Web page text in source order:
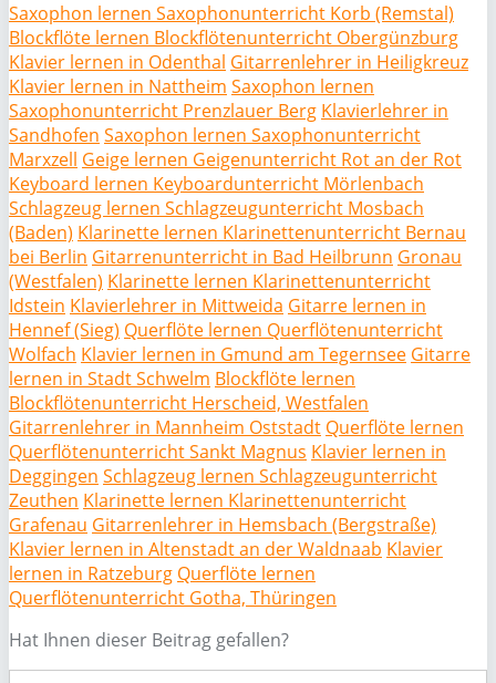
Saxophon lernen Saxophonunterricht Korb (Remstal)
Blockflöte lernen Blockflötenunterricht Obergünzburg
Klavier lernen in Odenthal Gitarrenlehrer in Heiligkreuz
Klavier lernen in Nattheim Saxophon lernen
Saxophonunterricht Prenzlauer Berg Klavierlehrer in
Sandhofen Saxophon lernen Saxophonunterricht
Marxzell Geige lernen Geigenunterricht Rot an der Rot
Keyboard lernen Keyboardunterricht Mörlenbach
Schlagzeug lernen Schlagzeugunterricht Mosbach
(Baden) Klarinette lernen Klarinettenunterricht Bernau
bei Berlin Gitarrenunterricht in Bad Heilbrunn Gronau
(Westfalen) Klarinette lernen Klarinettenunterricht
Idstein Klavierlehrer in Mittweida Gitarre lernen in
Hennef (Sieg) Querflöte lernen Querflötenunterricht
Wolfach Klavier lernen in Gmund am Tegernsee Gitarre
lernen in Stadt Schwelm Blockflöte lernen
Blockflötenunterricht Herscheid, Westfalen
Gitarrenlehrer in Mannheim Oststadt Querflöte lernen
Querflötenunterricht Sankt Magnus Klavier lernen in
Deggingen Schlagzeug lernen Schlagzeugunterricht
Zeuthen Klarinette lernen Klarinettenunterricht
Grafenau Gitarrenlehrer in Hemsbach (Bergstraße)
Klavier lernen in Altenstadt an der Waldnaab Klavier
lernen in Ratzeburg Querflöte lernen
Querflötenunterricht Gotha, Thüringen
Hat Ihnen dieser Beitrag gefallen?